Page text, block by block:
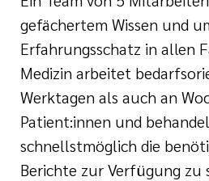
in
zum
gefächertem Wissen und
Erfahrungsschatz in allen
Medizin arbeitet
Werktagen als auch an
Patient:innen und
schnellstmöglich die
Berichte zur Verfügung zu